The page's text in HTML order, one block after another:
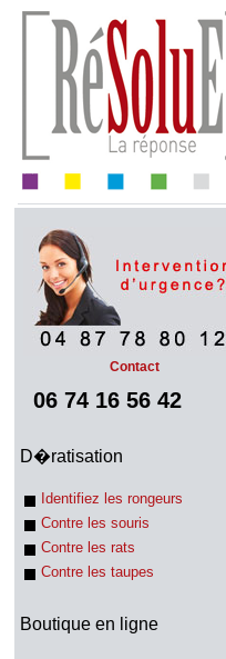
Contact
06 74 16 56 42
D�ratisation
Identifiez les rongeurs
Contre les souris
Contre les rats
Contre les taupes
Boutique en ligne